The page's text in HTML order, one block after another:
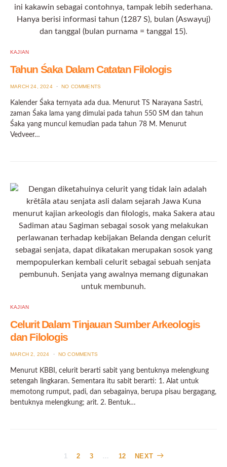
KAJIAN
Tahun Śaka Dalam Catatan Filologis
POSTED
MARCH 24, 2024 NO COMMENTS
Kalender Śaka ternyata ada dua. Menurut TS Narayana Sastri,
zaman Śaka lama yang dimulai pada tahun 550 SM dan tahun
Śaka yang muncul kemudian pada tahun 78 M. Menurut
Vedveer…
KAJIAN
Celurit Dalam Tinjauan Sumber Arkeologis
dan Filologis
POSTED
MARCH 2, 2024 NO COMMENTS
Menurut KBBI, celurit berarti sabit yang bentuknya melengkung
setengah lingkaran. Sementara itu sabit berarti: 1. Alat untuk
memotong rumput, padi, dan sebagainya, berupa pisau bergagang,
bentuknya melengkung; arit. 2. Bentuk…
Posts
1 2 3 … 12 NEXT